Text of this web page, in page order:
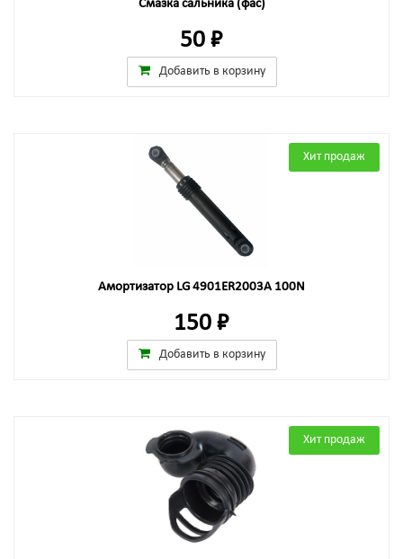
Смазка сальника (фас)
50 ₽
Добавить в корзину
Хит продаж
Амортизатор LG 4901ER2003A 100N
150 ₽
Добавить в корзину
Хит продаж